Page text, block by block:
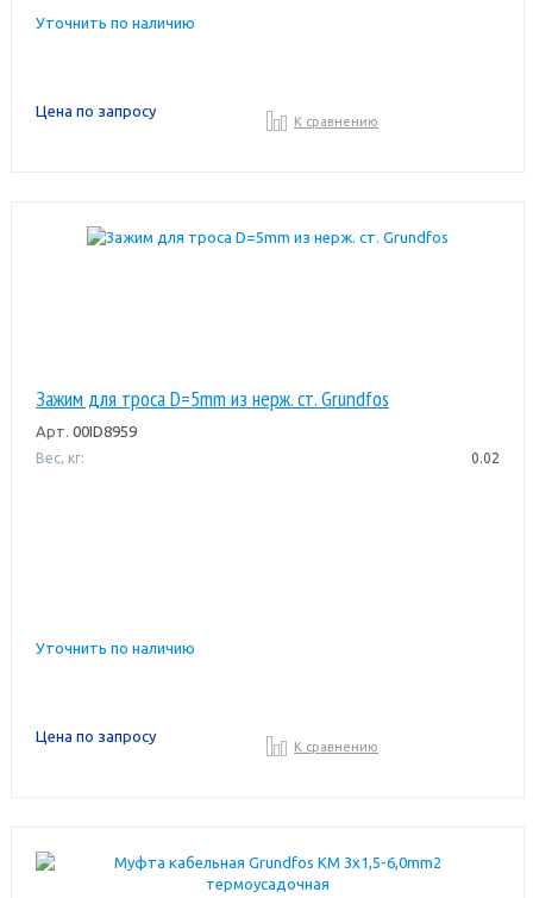
Уточнить по наличию
Цена по запросу
К сравнению
Зажим для троса D=5mm из нерж. ст. Grundfos
Арт. 00ID8959
Вес, кг: 0.02
Уточнить по наличию
Цена по запросу
К сравнению